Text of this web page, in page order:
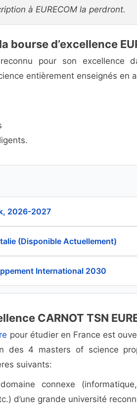
à EURECOM la perdront.
bourse d’excellence
reconnu pour son
entièrement enseignés en
2026-2027
(Disponible Actuellement)
International 2030
CARNOT TSN
pour étudier en France est
des 4 masters of science
suivants:
connexe
d’une grande université